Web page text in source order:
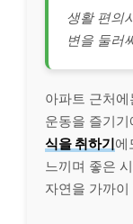
생활 편의
변을 둘러
아파트 근처
운동을 즐기
식을 취하기에
느끼며 좋은
자연을 가까